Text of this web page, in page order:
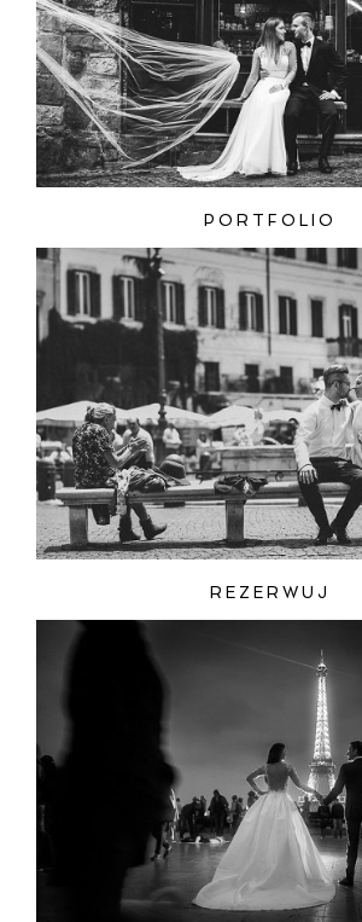
PORTFOLIO
REZERWUJ